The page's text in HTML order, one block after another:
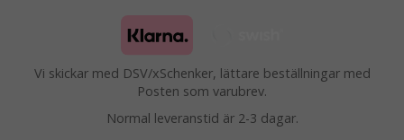
Vi skickar med DSV/xSchenker, lättare beställningar med
Posten som varubrev.
Normal leveranstid är 2-3 dagar.